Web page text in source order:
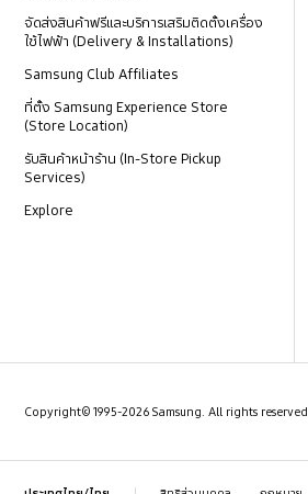
จัดส่งสินค้าฟรีและบริการเสริมติดตั้งเครื่อง
ใช้ไฟฟ้า (Delivery & Installations)
Samsung Club Affiliates
ที่ตั้ง Samsung Experience Store
(Store Location)
รับสินค้าหน้าร้าน (In-Store Pickup
Services)
Explore
Copyright© 1995-2026 Samsung. All rights reserved.